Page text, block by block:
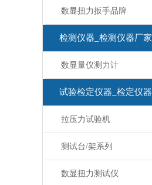
数显扭力扳手品牌
检测仪器_检测仪器厂家
数显量仪测力计
试验检定仪器_检定仪器
拉压力试验机
测试台/架系列
数显扭力测试仪